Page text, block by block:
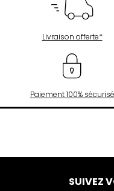
Livraison offerte*
Paiement 100% sécurisé
SUIVEZ